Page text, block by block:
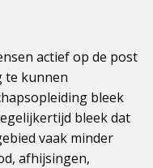
actief op de post
te kunnen
bleek
bleek dat
vaak minder
afhijsingen,